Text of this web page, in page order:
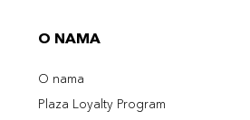
O NAMA
O nama
Plaza Loyalty Program